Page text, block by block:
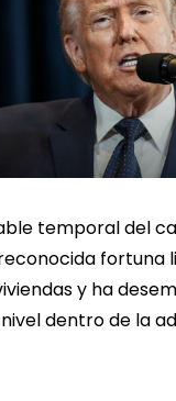
temporal del
fortuna
y ha
dentro de la